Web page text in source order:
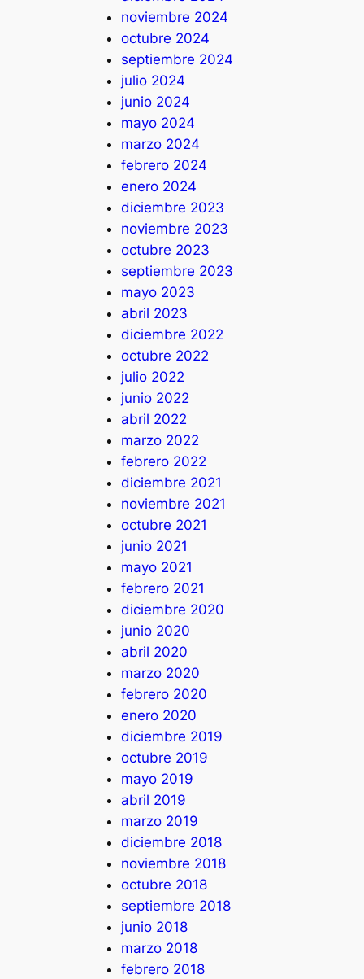
noviembre 2024
octubre 2024
septiembre 2024
julio 2024
junio 2024
mayo 2024
marzo 2024
febrero 2024
enero 2024
diciembre 2023
noviembre 2023
octubre 2023
septiembre 2023
mayo 2023
abril 2023
diciembre 2022
octubre 2022
julio 2022
junio 2022
abril 2022
marzo 2022
febrero 2022
diciembre 2021
noviembre 2021
octubre 2021
junio 2021
mayo 2021
febrero 2021
diciembre 2020
junio 2020
abril 2020
marzo 2020
febrero 2020
enero 2020
diciembre 2019
octubre 2019
mayo 2019
abril 2019
marzo 2019
diciembre 2018
noviembre 2018
octubre 2018
septiembre 2018
junio 2018
marzo 2018
febrero 2018